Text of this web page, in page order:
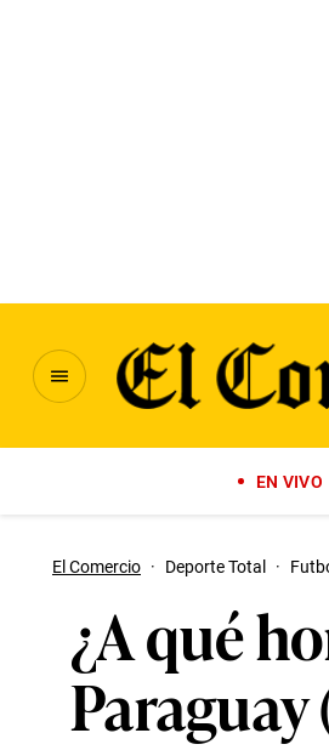
EN VIVO
El Comercio · Deporte Total ·
¿A qué